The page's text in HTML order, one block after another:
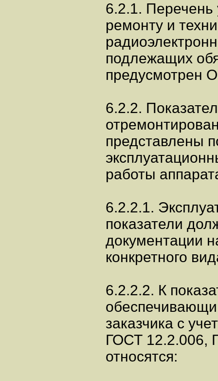
6.2.1. Перечень
ремонту и
подлежащих
предусмотрен
6.2.2.
представлены
работы
6.2.2.1.
показатели
документации
конкретного
6.2.2.2. К
заказчика с
ГОСТ 12.2.006,
относятся: